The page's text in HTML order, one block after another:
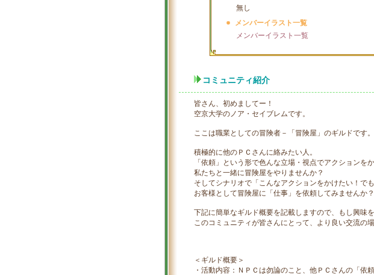
無し
メンバーイラスト一覧
メンバーイラスト一覧
コミュニティ紹介
皆さん、初めましてー！
空京大学のノア・セイブレムです。
ここは職業としての冒険者－「冒険屋」のギルドです。
積極的に他のＰＣさんに絡みたい人。
「依頼」という形で色んな立場・視点でアクションをか
私たちと一緒に冒険屋をやりませんか？
そしてシナリオで「こんなアクションをかけたい！で
お客様として冒険屋に「仕事」を依頼してみませんか？
下記に簡単なギルド概要を記載しますので、もし興味
このコミュニティが皆さんにとって、より良い交流の
＜ギルド概要＞
・活動内容：ＮＰＣは勿論のこと、他ＰＣさんの「依